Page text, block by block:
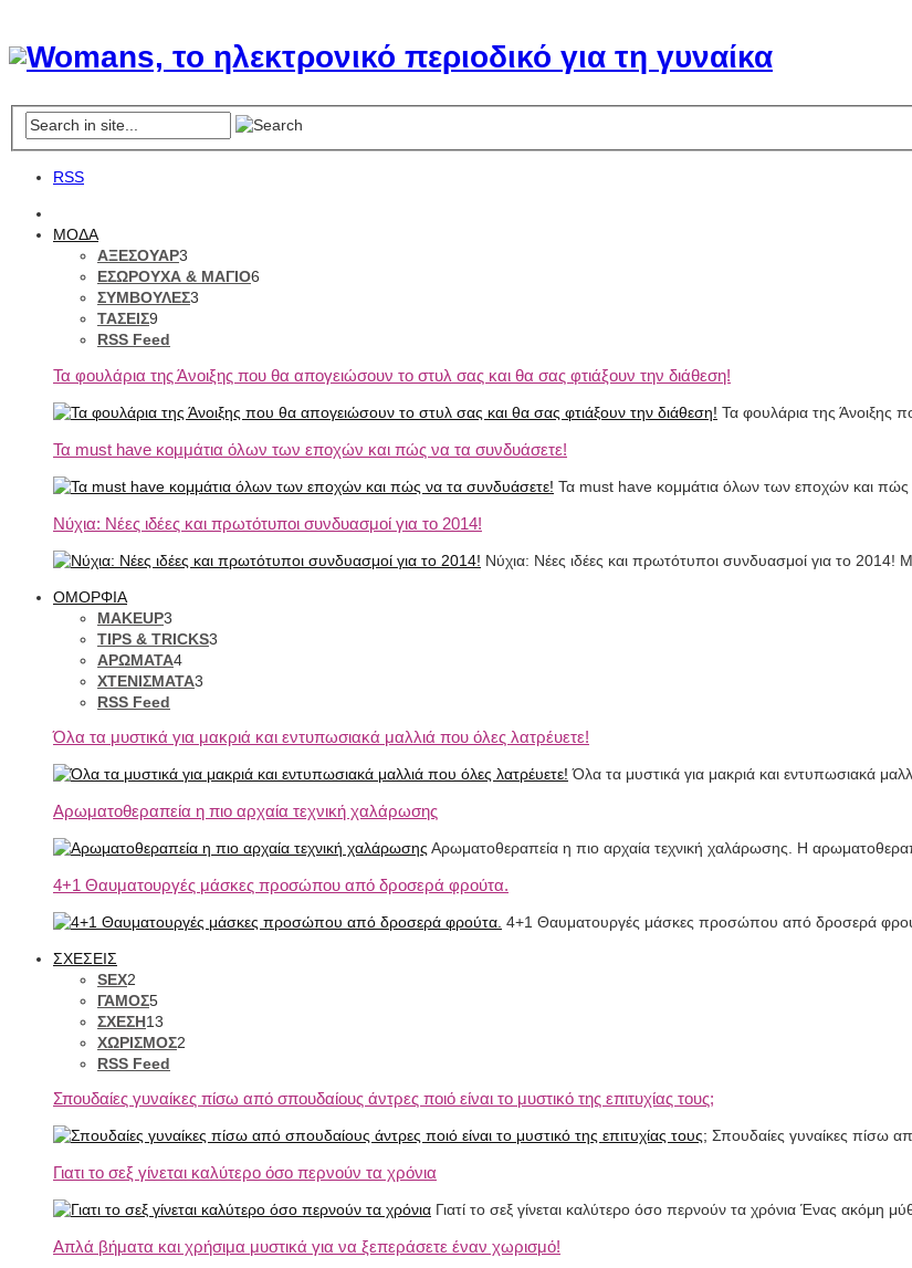
RSS
ΜΟΔΑ
ΑΞΕΣΟΥΑΡ3
ΕΣΩΡΟΥΧΑ & ΜΑΓΙΟ6
ΣΥΜΒΟΥΛΕΣ3
ΤΑΣΕΙΣ9
RSS Feed
Τα φουλάρια της Άνοιξης που θα απογειώσουν το στυλ σας και θα σας φτιάξουν την διάθεση!
Τα φουλάρια της Άνοιξης
Τα must have κομμάτια όλων των εποχών και πώς να τα συνδυάσετε!
Τα must have κομμάτια όλων των εποχών και πώς
Νύχια: Νέες ιδέες και πρωτότυποι συνδυασμοί για το 2014!
Νύχια: Νέες ιδέες και πρωτότυποι συνδυασμοί για το
ΟΜΟΡΦΙΑ
MAKEUP3
TIPS & TRICKS3
ΑΡΩΜΑΤΑ4
ΧΤΕΝΙΣΜΑΤΑ3
RSS Feed
Όλα τα μυστικά για μακριά και εντυπωσιακά μαλλιά που όλες λατρέυετε!
Όλα τα μυστικά για μακριά και εντυπωσιακά
Αρωματοθεραπεία η πιο αρχαία τεχνική χαλάρωσης
Αρωματοθεραπεία η πιο αρχαία τεχνική χαλάρωσης. Η
4+1 Θαυματουργές μάσκες προσώπου από δροσερά φρούτα.
4+1 Θαυματουργές μάσκες προσώπου από δροσερά
ΣΧΕΣΕΙΣ
SEX2
ΓΑΜΟΣ5
ΣΧΕΣΗ13
ΧΩΡΙΣΜΟΣ2
RSS Feed
Σπουδαίες γυναίκες πίσω από σπουδαίους άντρες πoιό είναι το μυστικό της επιτυχίας τους;
Σπουδαίες γυναίκες πίσω
Γιατι το σεξ γίνεται καλύτερο όσο περνούν τα χρόνια
Γιατί το σεξ γίνεται καλύτερο όσο περνούν τα χρόνια Ένας ακόμη
Απλά βήματα και χρήσιμα μυστικά για να ξεπεράσετε έναν χωρισμό!